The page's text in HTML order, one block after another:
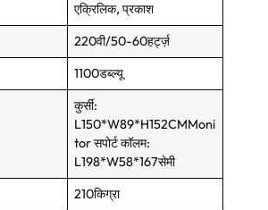
एक्रिलिक, प्रकाश
220वी/50-60हर्ट्ज़
1100डब्ल्यू
कुर्सी:
L150*W89*H152CMMoni
tor सपोर्ट कॉलम:
L198*W58*167सेमी
210किग्रा